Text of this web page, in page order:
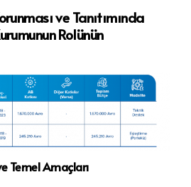
ve Tanıtımında
Rolünün
Temel Amaçları